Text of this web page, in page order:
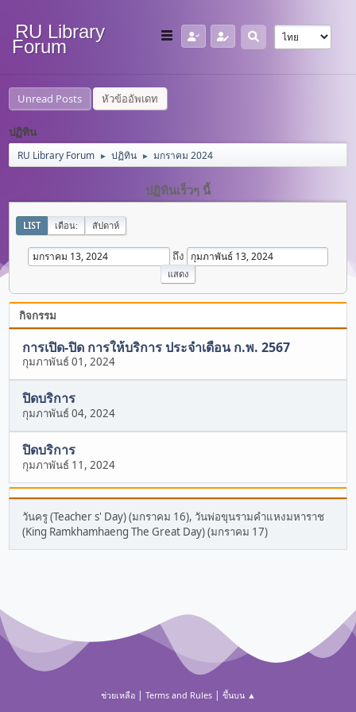
RU Library
Forum
Unread Posts หัวข้ออัพเดท
ปฏิทิน
RU Library Forum ► ปฏิทิน ► มกราคม 2024
ปฏิทินเร็วๆ นี้
LIST เดือน: สัปดาห์
ถึง
กิจกรรม
การเปิด-ปิด การให้บริการ ประจำเดือน ก.พ. 2567
กุมภาพันธ์ 01, 2024
ปิดบริการ
กุมภาพันธ์ 04, 2024
ปิดบริการ
กุมภาพันธ์ 11, 2024
วันครู (Teacher s' Day) (มกราคม 16), วันพ่อขุนรามคำแหงมหาราช
(King Ramkhamhaeng The Great Day) (มกราคม 17)
ช่วยเหลือ| Terms and Rules| ขึ้นบน ▲